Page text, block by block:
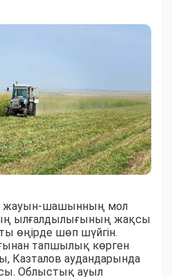
жауын-шашынның мол
ылғалдылығының жақсы
өңірде шөп шүйгін.
тапшылық көрген
Казталов аудандарында
Облыстық ауыл